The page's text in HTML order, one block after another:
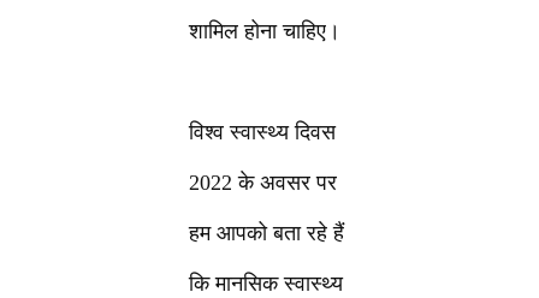
शामिल होना चाहिए।
विश्व स्वास्थ्य दिवस
2022 के अवसर पर
हम आपको बता रहे हैं
कि मानसिक स्वास्थ्य